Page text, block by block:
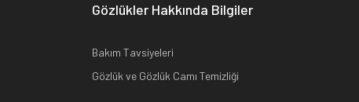
Gözlükler Hakkında Bilgiler
Bakım Tavsiyeleri
Gözlük ve Gözlük Camı Temizliği